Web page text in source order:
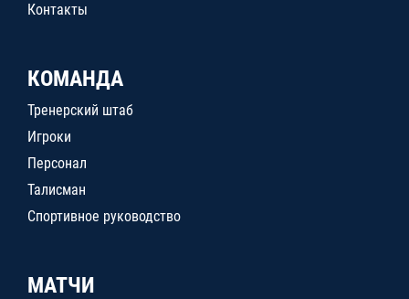
Контакты
КОМАНДА
Тренерский штаб
Игроки
Персонал
Талисман
Спортивное руководство
МАТЧИ